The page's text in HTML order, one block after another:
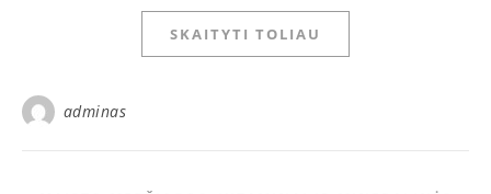
SKAITYTI TOLIAU
adminas